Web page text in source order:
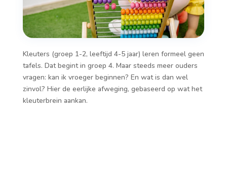
Kleuters (groep 1-2, leeftijd 4-5 jaar) leren formeel geen
tafels. Dat begint in groep 4. Maar steeds meer ouders
vragen: kan ik vroeger beginnen? En wat is dan wel
zinvol? Hier de eerlijke afweging, gebaseerd op wat het
kleuterbrein aankan.